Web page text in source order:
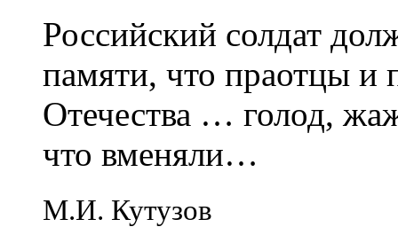
Российский солдат
памяти, что праотцы и
Отечества … голод,
что вменяли…
М.И. Кутузов